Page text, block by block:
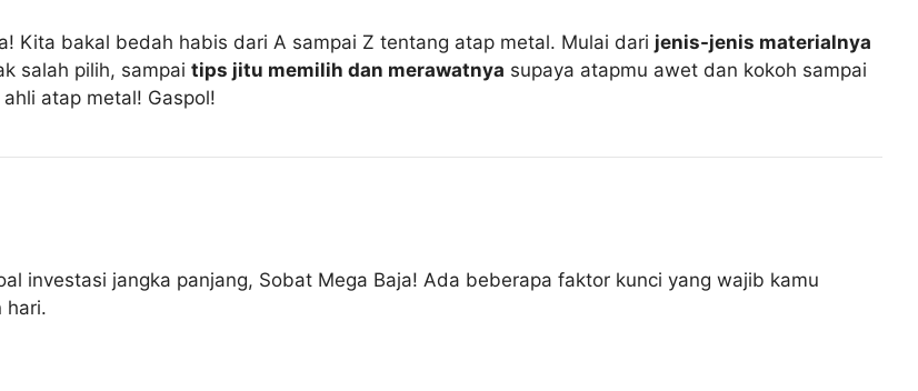
Kita bakal bedah habis dari A sampai Z tentang atap metal. Mulai dari jenis-jenis materialnya
salah pilih, sampai tips jitu memilih dan merawatnya supaya atapmu awet dan kokoh sampai
atap metal! Gaspol!
investasi jangka panjang, Sobat Mega Baja! Ada beberapa faktor kunci yang wajib kamu
hari.